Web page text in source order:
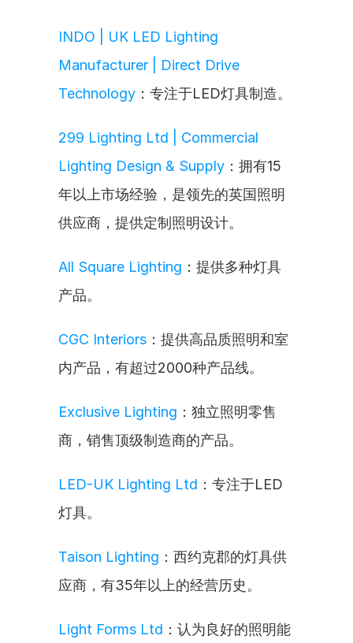
INDO | UK LED Lighting
Manufacturer | Direct Drive
Technology ：专注于LED灯具制造。
299 Lighting Ltd | Commercial
Lighting Design & Supply ：拥有15
年以上市场经验，是领先的英国照明
供应商，提供定制照明设计。
All Square Lighting ：提供多种灯具
产品。
CGC Interiors ：提供高品质照明和室
内产品，有超过2000种产品线。
Exclusive Lighting ：独立照明零售
商，销售顶级制造商的产品。
LED-UK Lighting Ltd ：专注于LED
灯具。
Taison Lighting ：西约克郡的灯具供
应商，有35年以上的经营历史。
Light Forms Ltd ：认为良好的照明能